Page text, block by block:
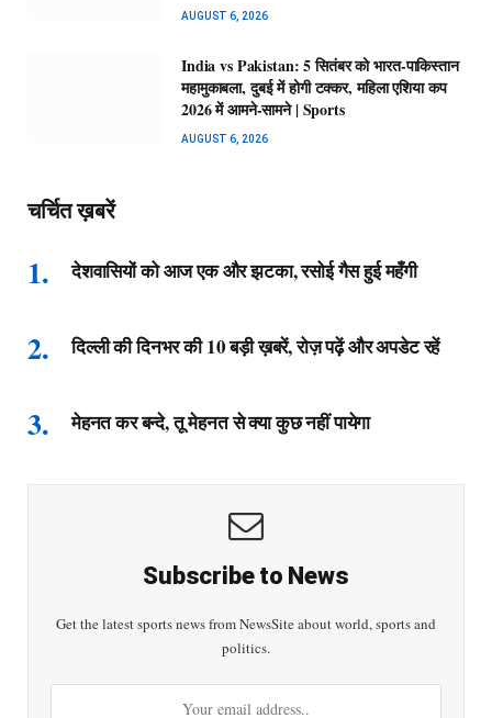
AUGUST 6, 2026
India vs Pakistan: 5 सितंबर को भारत-पाकिस्तान
महामुकाबला, दुबई में होगी टक्कर, महिला एशिया कप
2026 में आमने-सामने | Sports
AUGUST 6, 2026
चर्चित ख़बरें
देशवासियों को आज एक और झटका, रसोई गैस हुई महँगी
दिल्ली की दिनभर की 10 बड़ी ख़बरें, रोज़ पढ़ें और अपडेट रहें
मेहनत कर बन्दे, तू मेहनत से क्या कुछ नहीं पायेगा
Subscribe to News
Get the latest sports news from NewsSite about world, sports and
politics.